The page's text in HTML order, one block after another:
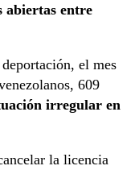
abiertas entre
el mes
609
irregular en
la licencia